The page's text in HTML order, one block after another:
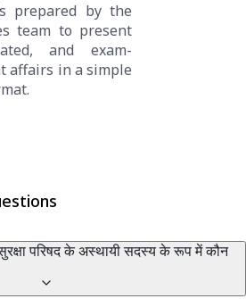
prepared by the
team to present
and exam-
affairs in a simple
परिषद के अस्थायी सदस्य के रूप में कौन